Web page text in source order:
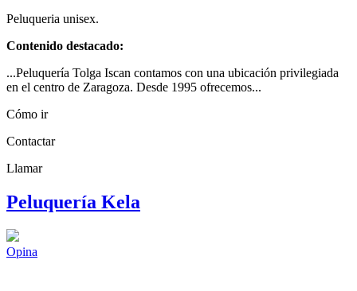
Peluqueria unisex.
Contenido destacado:
...Peluquería Tolga Iscan contamos con una ubicación privilegiada
en el centro de Zaragoza. Desde 1995 ofrecemos...
Cómo ir
Contactar
Llamar
Peluquería Kela
Opina